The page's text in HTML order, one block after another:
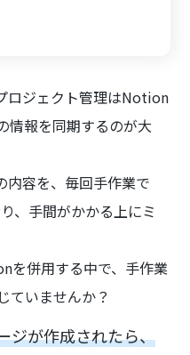
ロジェクト管理はNotion
情報を同期するのが大
内容を、毎回手作業で
、手間がかかる上にミ
を併用する中で、手作業
ていませんか？
ジが作成されたら、